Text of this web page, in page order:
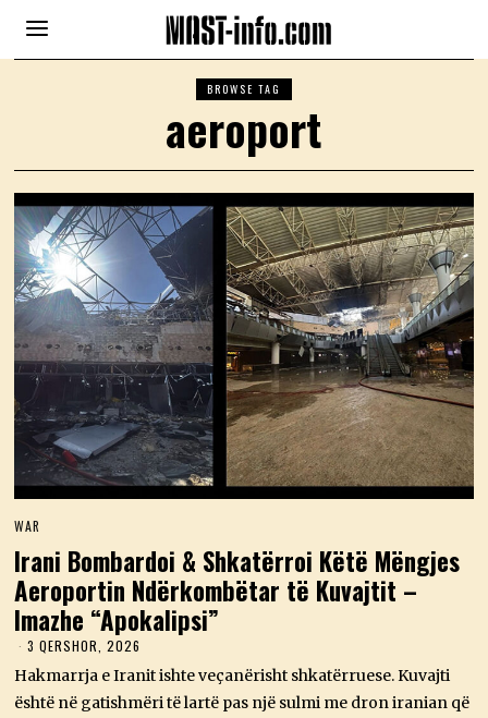
BROWSE TAG
aeroport
WAR
Irani Bombardoi & Shkatërroi Këtë Mëngjes
Aeroportin Ndërkombëtar të Kuvajtit –
Imazhe “Apokalipsi”
3 QERSHOR, 2026
E
R
Hakmarrja e Iranit ishte veçanërisht shkatërruese. Kuvajti
është në gatishmëri të lartë pas një sulmi me dron iranian që